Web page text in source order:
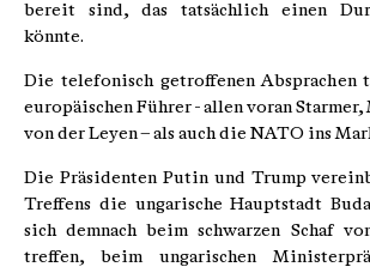
bereit sind, das tatsächlich einen
könnte.
Die telefonisch getroffenen Absprachen
europäischen Führer - allen voran Starmer,
von der Leyen – als auch die NATO ins
Die Präsidenten Putin und Trump
Treffens die ungarische Hauptstadt
sich demnach beim schwarzen Schaf
treffen, beim ungarischen